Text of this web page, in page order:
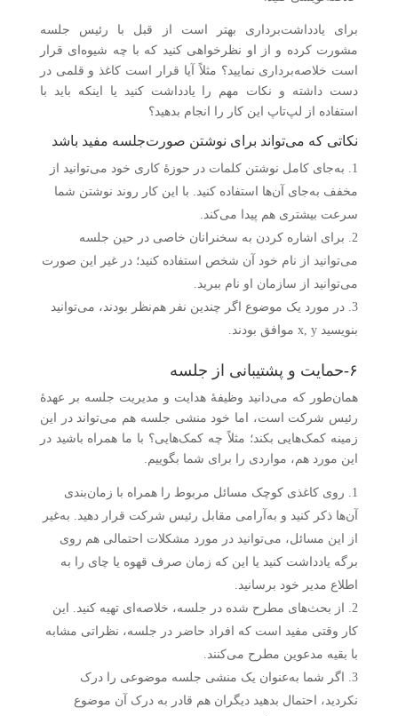
برای یادداشت‌برداری بهتر است از قبل با رئیس جلسه
مشورت کرده و از او نظرخواهی کنید که با چه شیوه‌ای قرار
است خلاصه‌برداری نمایید؟ مثلاً آیا قرار است کاغذ و قلمی در
دست داشته و نکات مهم را یادداشت کنید یا اینکه باید با
استفاده از لپ‌تاپ این کار را انجام بدهید؟
نکاتی که می‌تواند برای نوشتن صورت‌جلسه مفید باشد
به‌جای کامل نوشتن کلمات در حوزهٔ کاری خود می‌توانید از
مخفف به‌جای آن‌ها استفاده کنید. با این کار روند نوشتن شما
سرعت بیشتری هم پیدا می‌کند.
برای اشاره کردن به سخنرانان خاصی در حین جلسه
می‌توانید از نام خود آن شخص استفاده کنید؛ در غیر این صورت
می‌توانید از سازمان او نام ببرید.
در مورد یک موضوع اگر چندین نفر هم‌نظر بودند، می‌توانید
بنویسید x, y موافق بودند.
۶-حمایت و پشتیبانی از جلسه
همان‌طور که می‌دانید وظیفهٔ هدایت و مدیریت جلسه بر عهدهٔ
رئیس شرکت است، اما خود منشی جلسه هم می‌تواند در این
زمینه کمک‌هایی بکند؛ مثلاً چه کمک‌هایی؟ با ما همراه باشید در
این مورد هم، مواردی را برای شما بگوییم.
روی کاغذی کوچک مسائل مربوط را همراه با زمان‌بندی
آن‌ها ذکر کنید و به‌آرامی مقابل رئیس شرکت قرار دهید. به‌غیر
از این مسائل، می‌توانید در مورد مشکلات احتمالی هم روی
برگه یادداشت کنید یا این که زمان صرف قهوه یا چای را به
اطلاع مدیر خود برسانید.
از بحث‌های مطرح شده در جلسه، خلاصه‌ای تهیه کنید. این
کار وقتی مفید است که افراد حاضر در جلسه، نظراتی مشابه
با بقیه مدعوین مطرح می‌کنند.
اگر شما به‌عنوان یک منشی جلسه موضوعی را درک
نکردید، احتمال بدهید دیگران هم قادر به درک آن موضوع